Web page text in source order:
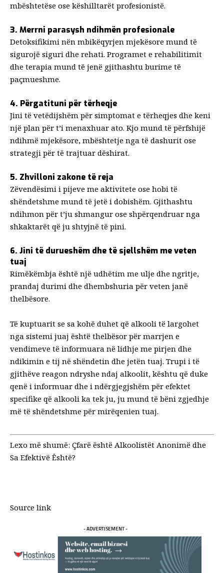
mbështetëse ose këshilltarët profesionistë.
3. Merrni parasysh ndihmën profesionale
Detoksifikimi nën mbikëqyrjen mjekësore mund të
sigurojë siguri dhe rehati. Programet e rehabilitimit
dhe terapia mund të jenë gjithashtu burime të
paçmueshme.
4. Përgatituni për tërheqje
Jini të vetëdijshëm për simptomat e tërheqjes dhe keni
një plan për t’i menaxhuar ato. Kjo mund të përfshijë
ndihmë mjekësore, mbështetje nga të dashurit ose
strategji për të trajtuar dëshirat.
5. Zhvilloni zakone të reja
Zëvendësimi i pijeve me aktivitete ose hobi të
shëndetshme mund të jetë i dobishëm. Gjithashtu
ndihmon për t’ju shmangur ose shpërqendruar nga
shkaktarët që ju shtyjnë të pini.
6. Jini të durueshëm dhe të sjellshëm me veten
tuaj
Rimëkëmbja është një udhëtim me ulje dhe ngritje,
prandaj durimi dhe dhembshuria për veten janë
thelbësore.
Të kuptuarit se sa kohë duhet që alkooli të largohet
nga sistemi juaj është thelbësor për marrjen e
vendimeve të informuara në lidhje me pirjen dhe
ndikimin e tij në shëndetin dhe jetën tuaj. Trupi i të
gjithëve reagon ndryshe ndaj alkoolit, kështu që duke
qenë i informuar dhe i ndërgjegjshëm për efektet
specifike që alkooli ka tek ju, ju mund të bëni zgjedhje
më të shëndetshme për mirëqenien tuaj.
Lexo më shumë: Çfarë është Alkoolistët Anonimë dhe
Sa Efektivë Është?
Source link
- ADVERTISEMENT -